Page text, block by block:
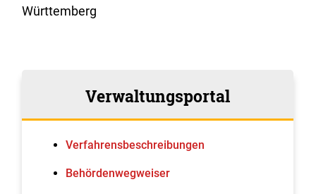
Württemberg
Verwaltungsportal
Verfahrens­beschreibungen
Behördenwegweiser